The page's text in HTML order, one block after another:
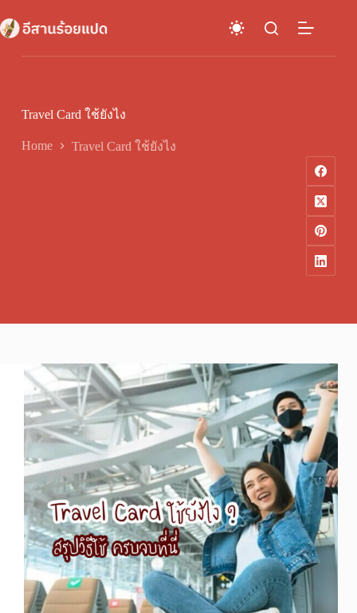
to
content
Travel Card ใช้ยังไง
Home Travel Card ใช้ยังไง